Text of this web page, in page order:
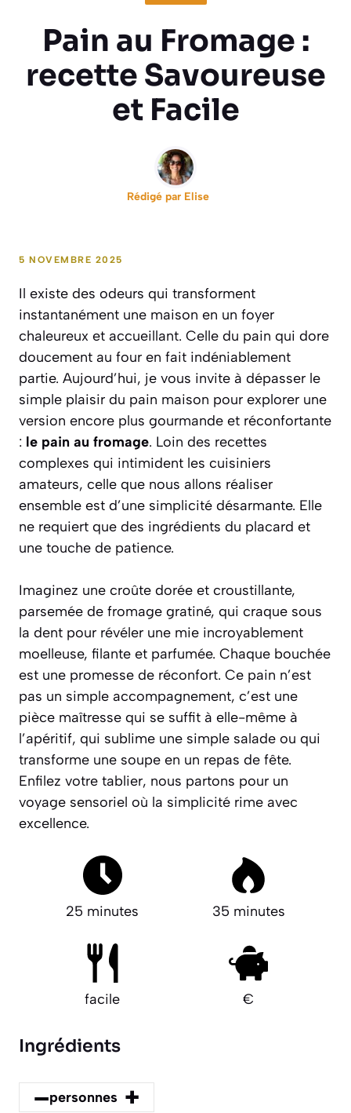
Pain au Fromage :
recette Savoureuse
et Facile
Rédigé par Elise
5 NOVEMBRE 2025
Il existe des odeurs qui transforment
instantanément une maison en un foyer
chaleureux et accueillant. Celle du pain qui dore
doucement au four en fait indéniablement
partie. Aujourd’hui, je vous invite à dépasser le
simple plaisir du pain maison pour explorer une
version encore plus gourmande et réconfortante
: le pain au fromage. Loin des recettes
complexes qui intimident les cuisiniers
amateurs, celle que nous allons réaliser
ensemble est d’une simplicité désarmante. Elle
ne requiert que des ingrédients du placard et
une touche de patience.
Imaginez une croûte dorée et croustillante,
parsemée de fromage gratiné, qui craque sous
la dent pour révéler une mie incroyablement
moelleuse, filante et parfumée. Chaque bouchée
est une promesse de réconfort. Ce pain n’est
pas un simple accompagnement, c’est une
pièce maîtresse qui se suffit à elle-même à
l’apéritif, qui sublime une simple salade ou qui
transforme une soupe en un repas de fête.
Enfilez votre tablier, nous partons pour un
voyage sensoriel où la simplicité rime avec
excellence.
25 minutes 35 minutes
facile €
Ingrédients
–personnes +